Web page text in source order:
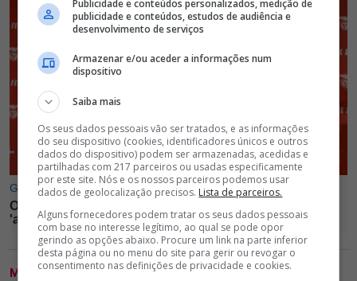
MODALIDADES
Publicidade e conteúdos personalizados, medição de
publicidade e conteúdos, estudos de audiência e
desenvolvimento de serviços
Armazenar e/ou aceder a informações num
dispositivo
Saiba mais
Os seus dados pessoais vão ser tratados, e as informações
do seu dispositivo (cookies, identificadores únicos e outros
dados do dispositivo) podem ser armazenadas, acedidas e
partilhadas com 217 parceiros ou usadas especificamente
por este site. Nós e os nossos parceiros podemos usar
dados de geolocalização precisos. Lista de parceiros.
Alguns fornecedores podem tratar os seus dados pessoais
com base no interesse legítimo, ao qual se pode opor
gerindo as opções abaixo. Procure um link na parte inferior
desta página ou no menu do site para gerir ou revogar o
consentimento nas definições de privacidade e cookies.